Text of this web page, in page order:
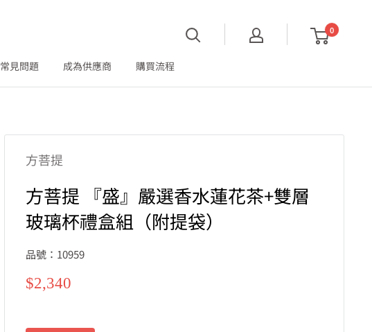
0
常見問題 成為供應商 購買流程
方菩提
方菩提 『盛』嚴選香水蓮花茶+雙層
玻璃杯禮盒組（附提袋）
品號：10959
特
$2,340